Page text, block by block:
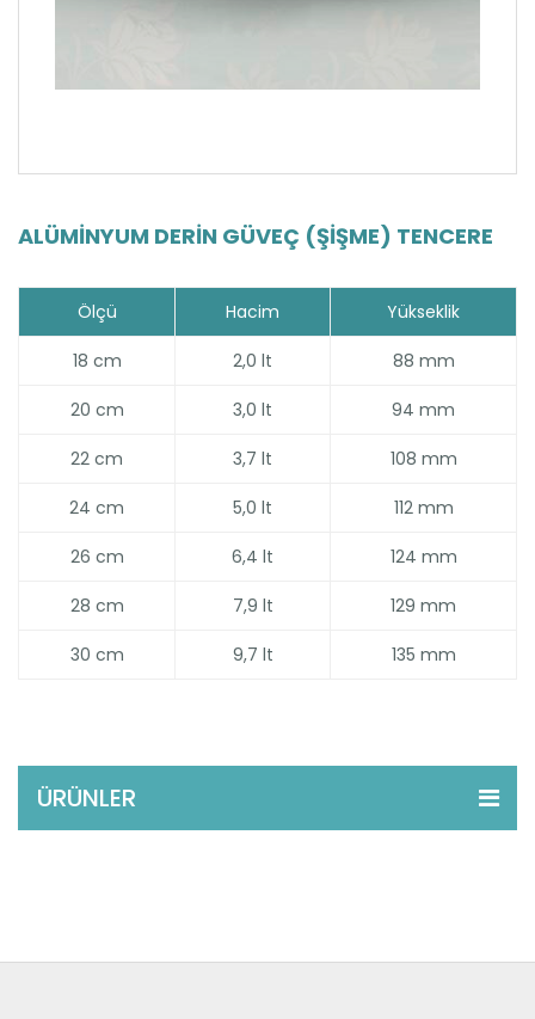
ALÜMINYUM DERIN GÜVEÇ (ŞIŞME) TENCERE
Ölçü Hacim Yükseklik
18 cm 2,0 lt 88 mm
20 cm 3,0 lt 94 mm
22 cm 3,7 lt 108 mm
24 cm 5,0 lt 112 mm
26 cm 6,4 lt 124 mm
28 cm 7,9 lt 129 mm
30 cm 9,7 lt 135 mm
ÜRÜNLER